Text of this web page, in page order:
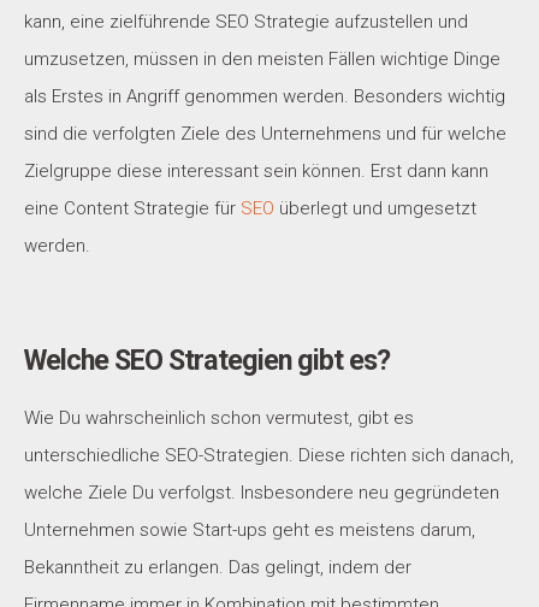
kann, eine zielführende SEO Strategie aufzustellen und
umzusetzen, müssen in den meisten Fällen wichtige Dinge
als Erstes in Angriff genommen werden. Besonders wichtig
sind die verfolgten Ziele des Unternehmens und für welche
Zielgruppe diese interessant sein können. Erst dann kann
eine Content Strategie für SEO überlegt und umgesetzt
werden.
Welche SEO Strategien gibt es?
Wie Du wahrscheinlich schon vermutest, gibt es
unterschiedliche SEO-Strategien. Diese richten sich danach,
welche Ziele Du verfolgst. Insbesondere neu gegründeten
Unternehmen sowie Start-ups geht es meistens darum,
Bekanntheit zu erlangen. Das gelingt, indem der